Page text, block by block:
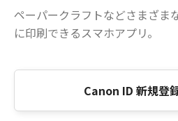
ペーパークラフトなどさまざま
に印刷できるスマホアプリ。
Canon ID 新規登